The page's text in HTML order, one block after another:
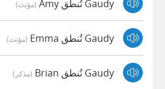
Gaudy تُنطق Amy (مؤنث)
Gaudy تُنطق Emma (مؤنث)
Gaudy تُنطق Brian (مذكر)